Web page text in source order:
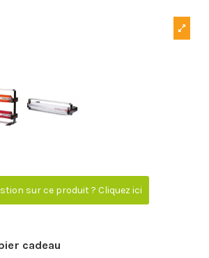
sur ce produit ? Cliquez ici
cadeau